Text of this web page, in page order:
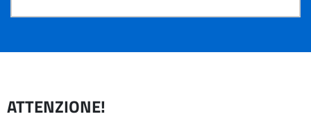
ATTENZIONE!